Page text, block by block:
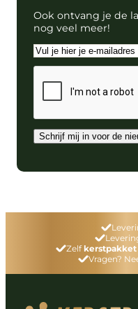
Ook ontvang je de
nog veel meer!
E-
mailadres
Schrijf mij in voor de
Zelf kerstpakket
Vragen?